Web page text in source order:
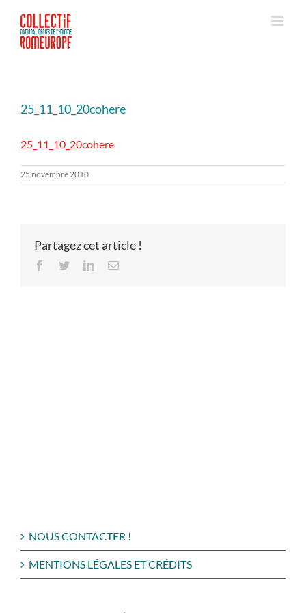
contenu
25_11_10_20cohere
25_11_10_20cohere
25 novembre 2010
Partagez cet article !
Facebook
TwitterLinkedInEmail
NOUS CONTACTER !
MENTIONS LÉGALES ET CRÉDITS